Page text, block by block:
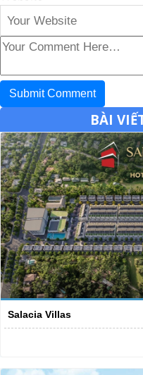
BÀI
Salacia Villas